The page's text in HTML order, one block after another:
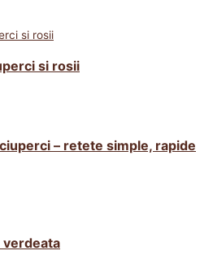
si rosii
– retete simple, rapide
verdeata